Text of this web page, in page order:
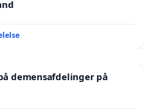
demensafdelinger på